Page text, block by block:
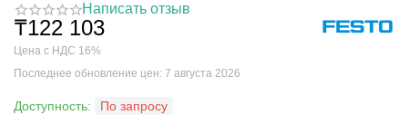
Написать отзыв
₸122 103
Цена с НДС 16%
Последнее обновление цен: 7 августа 2026
Доступность:
По запросу